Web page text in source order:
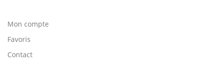
Mon compte
Favoris
Contact